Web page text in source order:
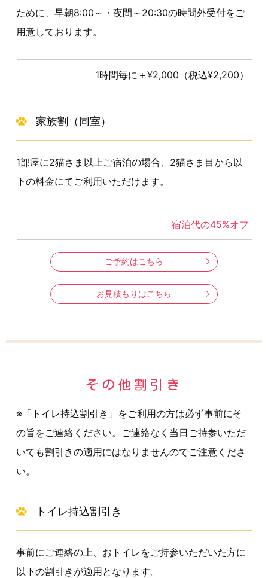
ために、早朝8:00～・夜間～20:30の時間外受付をご
用意しております。
1時間毎に＋¥2,000（税込¥2,200）
家族割（同室）
1部屋に2猫さま以上ご宿泊の場合、2猫さま目から以
下の料金にてご利用いただけます。
宿泊代の45%オフ
ご予約はこちら
お見積もりはこちら
その他割引き
※「トイレ持込割引き」をご利用の方は必ず事前にそ
の旨をご連絡ください。ご連絡なく当日ご持参いただ
いても割引きの適用にはなりませんのでご注意くださ
い。
トイレ持込割引き
事前にご連絡の上、おトイレをご持参いただいた方に
以下の割引きが適用となります。